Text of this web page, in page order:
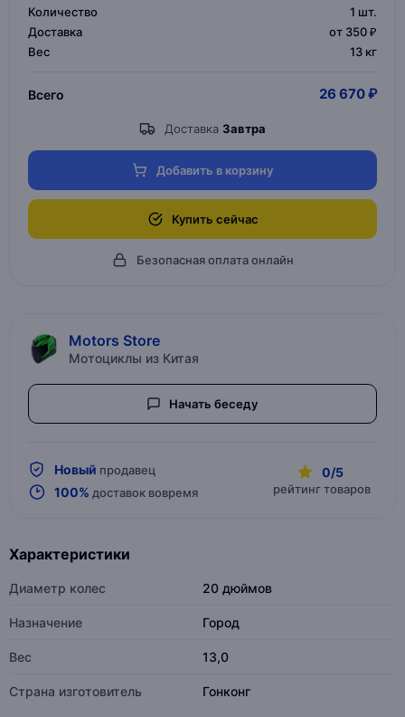
Количество 1 шт.
Доставка
от 350 ₽
Вес
13 кг
Всего 26 670 ₽
Доставка Завтра
Добавить в корзину
Купить сейчас
Безопасная оплата онлайн
Motors Store
Мотоциклы из Китая
Начать беседу
Новый продавец
100% доставок вовремя
0/5
рейтинг товаров
Характеристики
Диаметр колес 20 дюймов
Назначение Город
Вес 13,0
Страна изготовитель Гонконг